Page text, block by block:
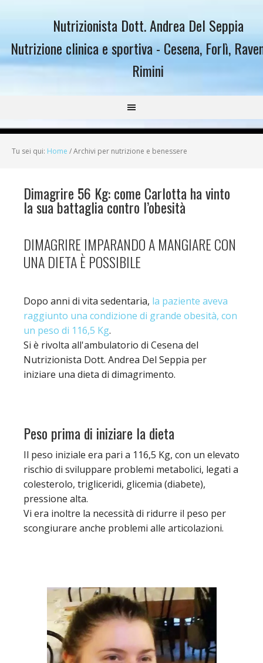
Nutrizionista Dott. Andrea Del Seppia
Nutrizione clinica e sportiva - Cesena, Forlì,
Rimini
Tu sei qui: Home /Archivi per nutrizione e benessere
Dimagrire 56 Kg: come Carlotta ha vinto
la sua battaglia contro l’obesità
DIMAGRIRE IMPARANDO A MANGIARE CON
UNA DIETA È POSSIBILE
Dopo anni di vita sedentaria, la paziente aveva
raggiunto una condizione di grande obesità, con
un peso di 116,5 Kg.
Si è rivolta all'ambulatorio di Cesena del
Nutrizionista Dott. Andrea Del Seppia per
iniziare una dieta di dimagrimento.
Peso prima di iniziare la dieta
Il peso iniziale era pari a 116,5 Kg, con un elevato
rischio di sviluppare problemi metabolici, legati a
colesterolo, trigliceridi, glicemia (diabete),
pressione alta.
Vi era inoltre la necessità di ridurre il peso per
scongiurare anche problemi alle articolazioni.